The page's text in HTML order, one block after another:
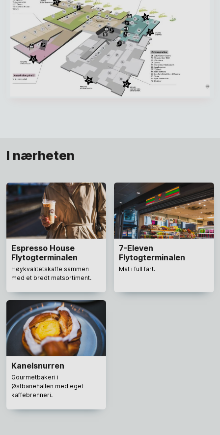
I nærheten
Espresso House
Flytogterminalen
Høykvalitetskaffe sammen
med et bredt matsortiment.
7-Eleven
Flytogterminalen
Mat i full fart.
Kanelsnurren
Gourmetbakeri i
Østbanehallen med eget
kaffebrenneri.